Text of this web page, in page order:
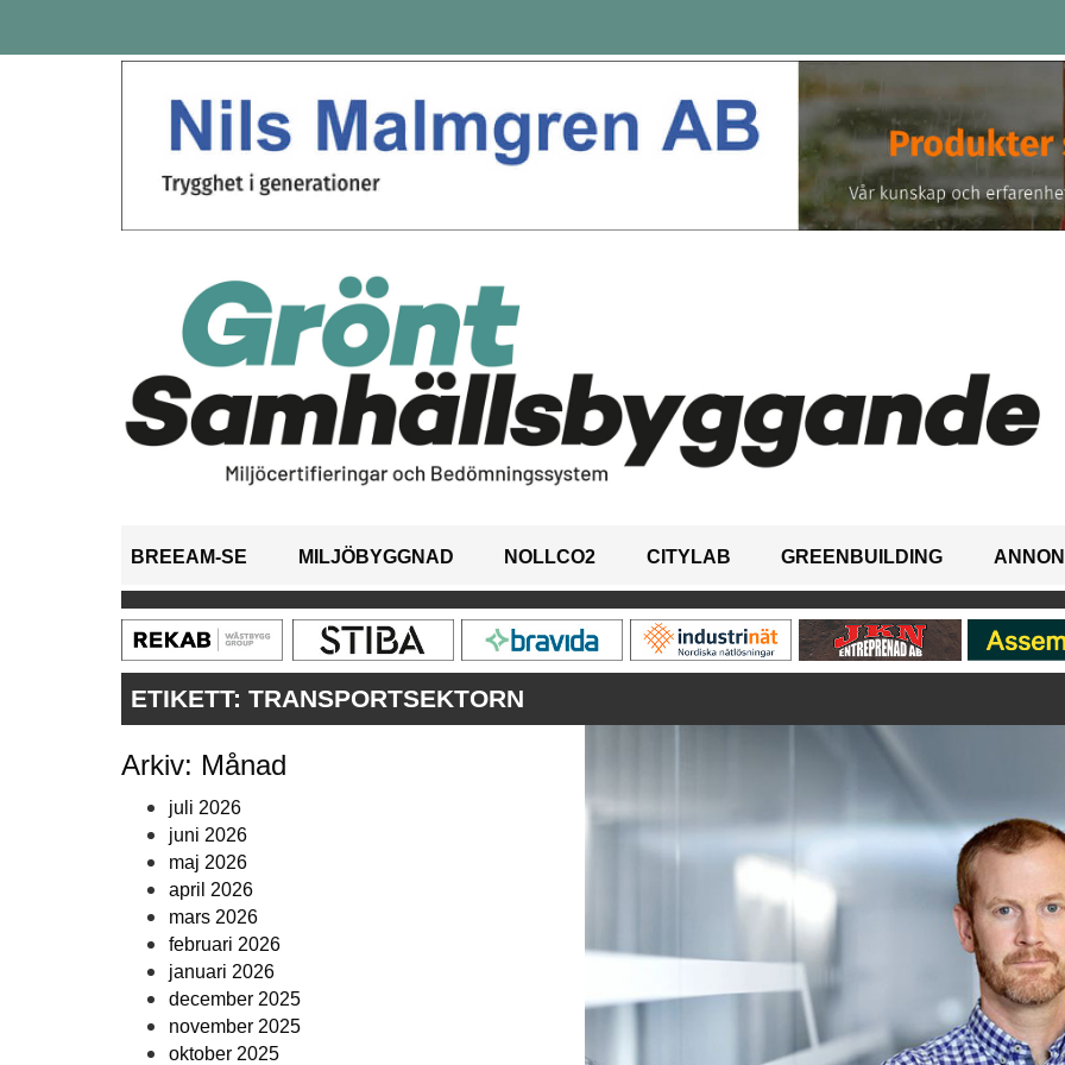
BREEAM-SE MILJÖBYGGNAD NOLLCO2 CITYLAB GREENBUILDING
ETIKETT: TRANSPORTSEKTORN
Arkiv: Månad
juli 2026
juni 2026
maj 2026
april 2026
mars 2026
februari 2026
januari 2026
december 2025
november 2025
oktober 2025